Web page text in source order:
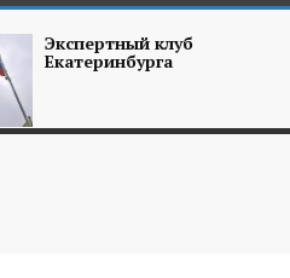
Экспертный клуб
Екатеринбурга